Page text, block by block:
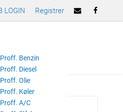
LOGIN Registrer
Benzin
Diesel
Olie
Køler
A/C